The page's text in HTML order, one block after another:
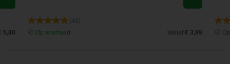
5,80
Op voorraad
Vanaf € 3,99